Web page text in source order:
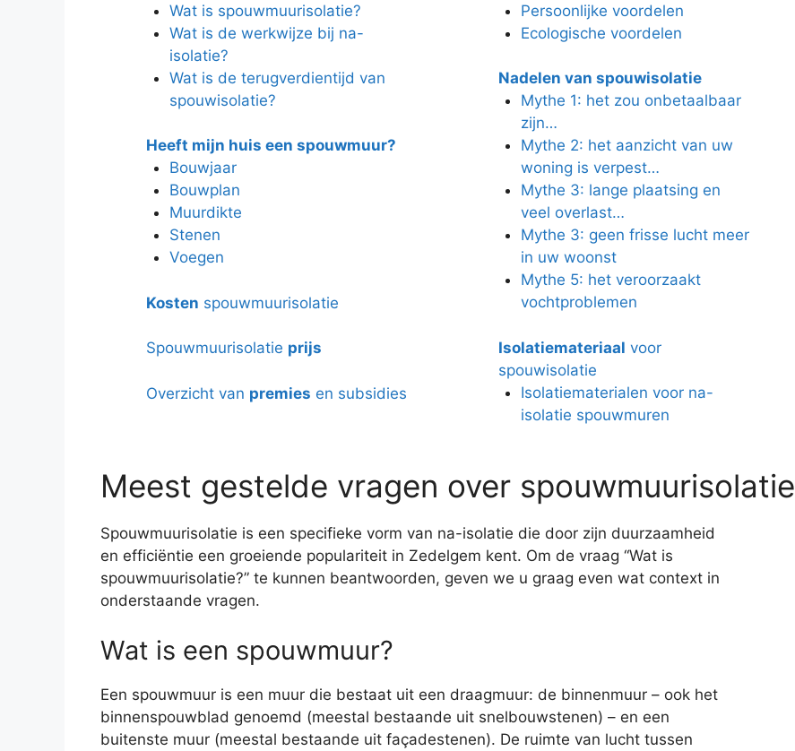
Wat is spouwmuurisolatie?
Wat is de werkwijze bij na-
isolatie?
Wat is de terugverdientijd van
spouwisolatie?
Heeft mijn huis een spouwmuur?
Bouwjaar
Bouwplan
Muurdikte
Stenen
Voegen
Kosten spouwmuurisolatie
Spouwmuurisolatie prijs
Overzicht van premies en subsidies
Persoonlijke voordelen
Ecologische voordelen
Nadelen van spouwisolatie
Mythe 1: het zou onbetaalbaar
zijn…
Mythe 2: het aanzicht van uw
woning is verpest…
Mythe 3: lange plaatsing en
veel overlast…
Mythe 3: geen frisse lucht meer
in uw woonst
Mythe 5: het veroorzaakt
vochtproblemen
Isolatiemateriaal voor
spouwisolatie
Isolatiematerialen voor na-
isolatie spouwmuren
Meest gestelde vragen over spouwmuurisolatie
Spouwmuurisolatie is een specifieke vorm van na-isolatie die door zijn duurzaamheid
en efficiëntie een groeiende populariteit in Zedelgem kent. Om de vraag “Wat is
spouwmuurisolatie?” te kunnen beantwoorden, geven we u graag even wat context in
onderstaande vragen.
Wat is een spouwmuur?
Een spouwmuur is een muur die bestaat uit een draagmuur: de binnenmuur – ook het
binnenspouwblad genoemd (meestal bestaande uit snelbouwstenen) – en een
buitenste muur (meestal bestaande uit façadestenen). De ruimte van lucht tussen